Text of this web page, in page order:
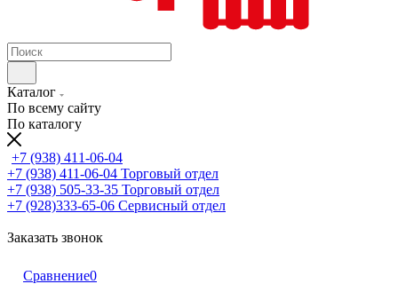
Каталог
По всему сайту
По каталогу
+7 (938) 411-06-04
+7 (938) 411-06-04 Торговый отдел
+7 (938) 505-33-35 Торговый отдел
+7 (928)333-65-06 Сервисный отдел
Заказать звонок
Сравнение0